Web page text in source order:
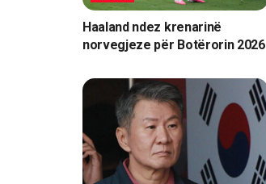
Haaland ndez krenarinë
norvegjeze për Botërorin 2026